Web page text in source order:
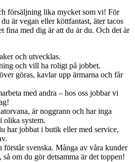
försäljning lika mycket som vi! För
är vegan eller köttfantast, äter tacos
fina med dig är att du är du. Och det är
och utvecklas.
och vill ha roligt på jobbet.
göras, kavlar upp ärmarna och får
med andra – hos oss jobbar vi
är noggrann och har inga
olika system.
har jobbat i butik eller med service,
förstår svenska. Många av våra kunder
om du gör detsamma är det toppen!